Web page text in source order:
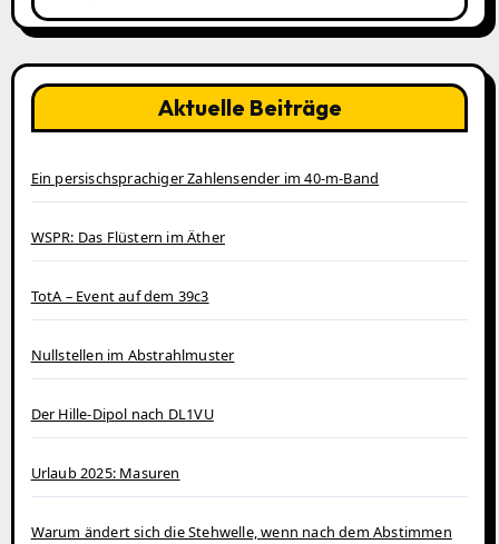
Aktuelle Beiträge
Ein persischsprachiger Zahlensender im 40‑m‑Band
WSPR: Das Flüstern im Äther
TotA – Event auf dem 39c3
Nullstellen im Abstrahlmuster
Der Hille-Dipol nach DL1VU
Urlaub 2025: Masuren
Warum ändert sich die Stehwelle, wenn nach dem Abstimmen